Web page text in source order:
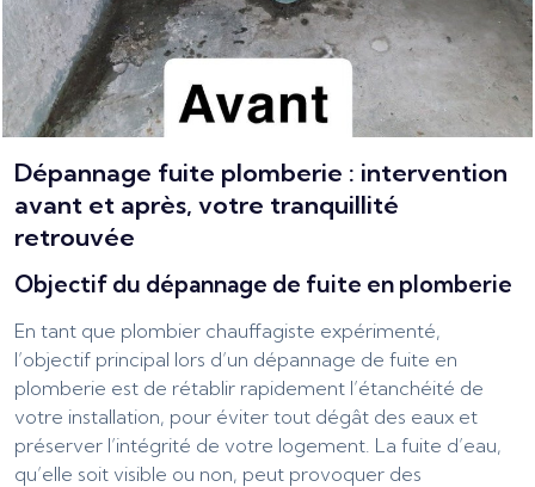
Dépannage fuite plomberie : intervention
avant et après, votre tranquillité
retrouvée
Objectif du dépannage de fuite en plomberie
En tant que plombier chauffagiste expérimenté,
l’objectif principal lors d’un dépannage de fuite en
plomberie est de rétablir rapidement l’étanchéité de
votre installation, pour éviter tout dégât des eaux et
préserver l’intégrité de votre logement. La fuite d’eau,
qu’elle soit visible ou non, peut provoquer des